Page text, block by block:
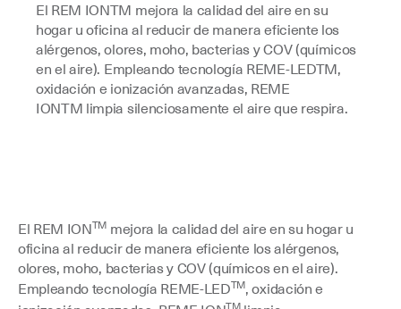
El REM IONTM mejora la calidad del aire en su
hogar u oficina al reducir de manera eficiente los
alérgenos, olores, moho, bacterias y COV (químicos
en el aire). Empleando tecnología REME-LEDTM,
oxidación e ionización avanzadas, REME
IONTM limpia silenciosamente el aire que respira.
El REM IONTM mejora la calidad del aire en su hogar u
oficina al reducir de manera eficiente los alérgenos,
olores, moho, bacterias y COV (químicos en el aire).
Empleando tecnología REME-LEDTM, oxidación e